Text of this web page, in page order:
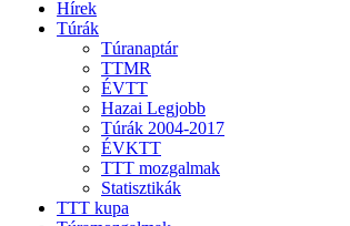
Hírek
Túrák
Túranaptár
TTMR
ÉVTT
Hazai Legjobb
Túrák 2004-2017
ÉVKTT
TTT mozgalmak
Statisztikák
TTT kupa